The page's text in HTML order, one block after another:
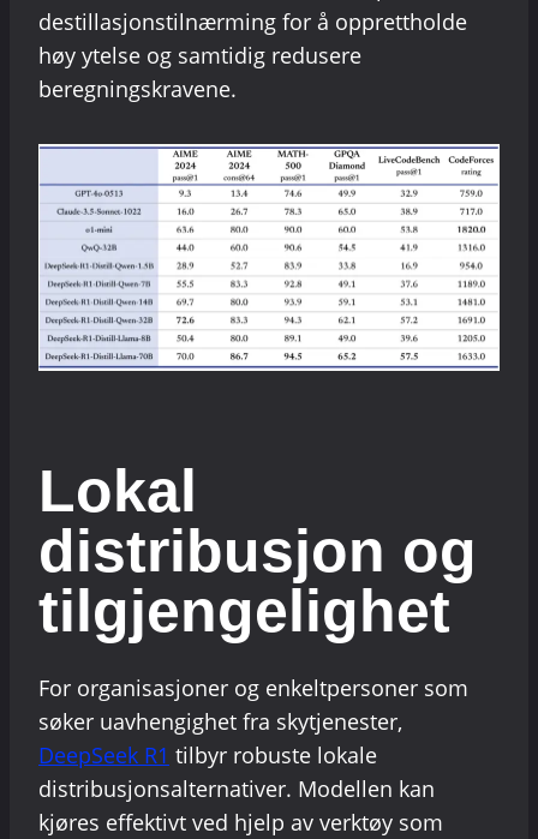
destillasjonstilnærming for å opprettholde
høy ytelse og samtidig redusere
beregningskravene.
Lokal
distribusjon og
tilgjengelighet
For organisasjoner og enkeltpersoner som
søker uavhengighet fra skytjenester,
DeepSeek R1 tilbyr robuste lokale
distribusjonsalternativer. Modellen kan
kjøres effektivt ved hjelp av verktøy som